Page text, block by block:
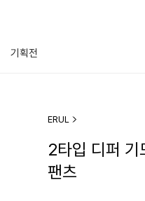
기획전
ERUL
2타입 디퍼 기
팬츠